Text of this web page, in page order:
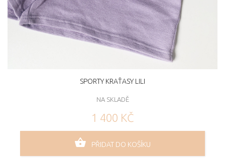
SPORTY KRAŤASY LILI
NA SKLADĚ
1 400 KČ
PŘIDAT DO KOŠÍKU